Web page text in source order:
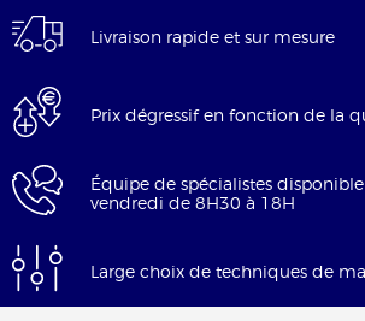
Livraison rapide et sur mesure
Prix dégressif en fonction de la
Équipe de spécialistes
vendredi de 8H30 à 18H
Large choix de techniques de